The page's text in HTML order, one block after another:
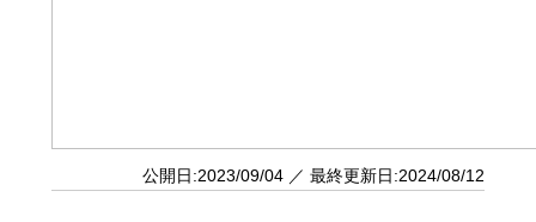
公開日:2023/09/04 ／ 最終更新日:2024/08/12